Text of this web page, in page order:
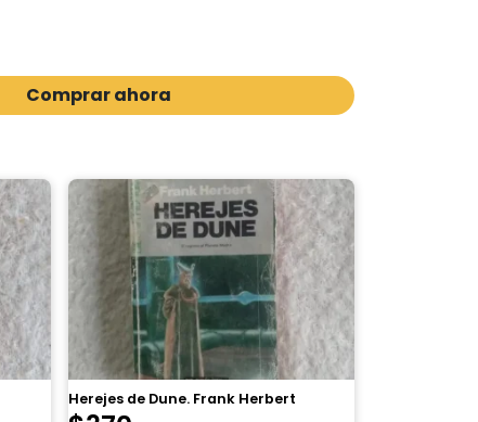
Comprar ahora
Herejes de Dune. Frank Herbert